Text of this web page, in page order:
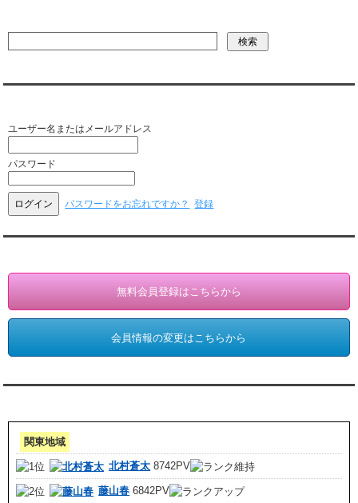
ユーザー名またはメールアドレス
パスワード
パスワードをお忘れですか？ 登録
無料会員登録はこちらから
会員情報の変更はこちらから
関東地域
北村蒼太 8742PV
藤山春 6842PV